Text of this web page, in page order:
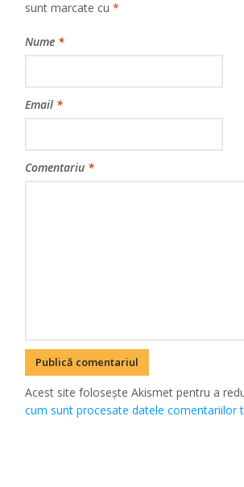
sunt marcate cu*
Nume *
Email *
Comentariu *
Acest site folosește Akismet pentru a
cum sunt procesate datele comentariilor